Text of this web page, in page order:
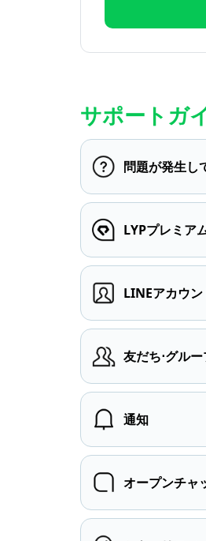
サポートガ
問題が発生し
LYPプレミア
LINEアカウン
友だち⋅グル
通知
オープンチャ